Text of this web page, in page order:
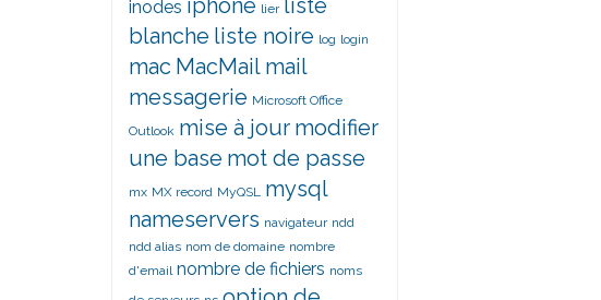
inodes iphone lier liste
blanche liste noire log login
mac MacMail mail
messagerie Microsoft Office
Outlook mise à jour modifier
une base mot de passe
mx MX record MyQSL mysql
nameservers navigateur ndd
ndd alias nom de domaine nombre
d'email nombre de fichiers noms